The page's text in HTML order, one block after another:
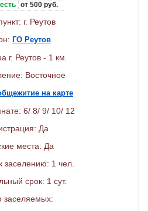
от 500 руб.
г. Реутов
ГО Реутов
г. Реутов - 1 км.
Восточное
на карте
6/ 8/ 9/ 10/ 12
Да
места: Да
1 чел.
срок: 1 сут.
заселяемых: